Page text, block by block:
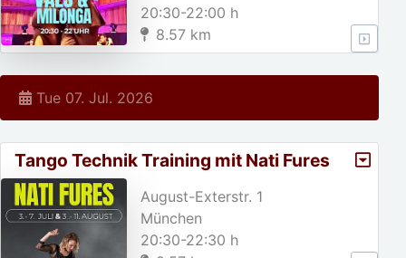
20:30-22:00 h
8.57 km
Tue 07. Jul. 2026
Tango Technik Training mit Nati Fures
August-Exterstr. 1
München
20:30-22:30 h